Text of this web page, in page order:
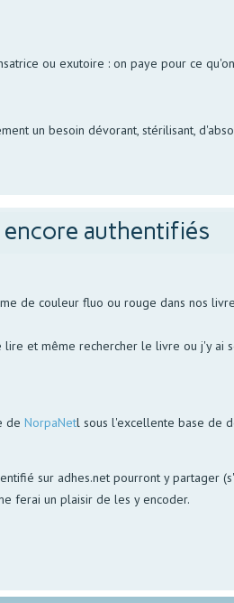
ou exutoire : on paye pour ce
un besoin dévorant, stérilisant,
authentifiés
de couleur fluo ou rouge dans nos
et même rechercher le livre ou j'y ai
deNorpaNetl sous l'excellente base de
sur adhes.net pourront y partager
ferai un plaisir de les y encoder.